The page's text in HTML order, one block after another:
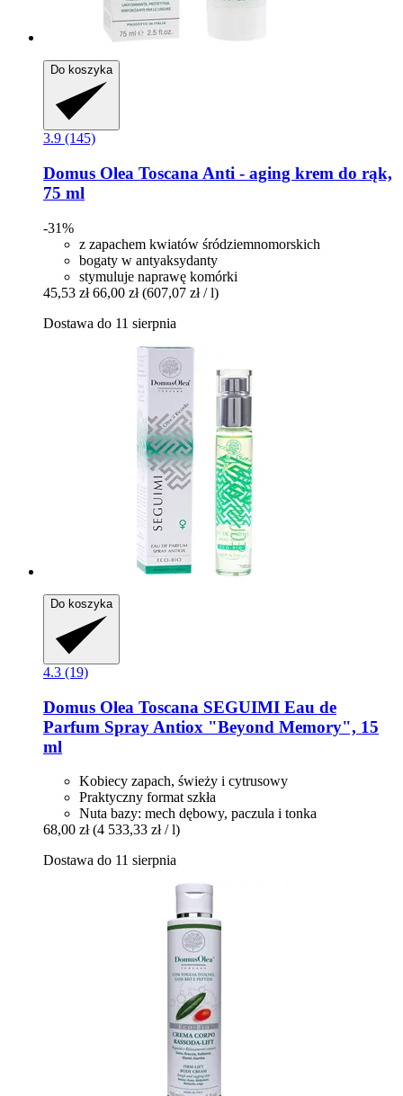
Do koszyka
3.9 (145)
Domus Olea Toscana Anti -​ aging krem do rąk,
75 ml
-31%
z zapachem kwiatów śródziemnomorskich
bogaty w antyaksydanty
stymuluje naprawę komórki
45,53 zł 66,00 zł (607,07 zł / l)
Dostawa do 11 sierpnia
Do koszyka
4.3 (19)
Domus Olea Toscana SEGUIMI Eau de
Parfum Spray Antiox "Beyond Memory", 15
ml
Kobiecy zapach, świeży i cytrusowy
Praktyczny format szkła
Nuta bazy: mech dębowy, paczula i tonka
68,00 zł (4 533,33 zł / l)
Dostawa do 11 sierpnia